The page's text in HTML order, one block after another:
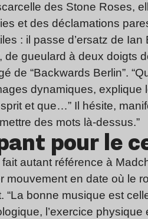
des Stone Roses,
et des déclamations
: il passe d’ersatz de
de gueulard à deux doigts
de “Backwards Berlin”.
dynamiques, explique
et que…” Il hésite,
des mots là-dessus.”
pour le
fait autant référence à
mouvement en date où le
“La bonne musique est
l’exercice